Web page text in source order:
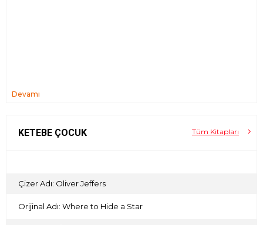
Devamı
KETEBE ÇOCUK Tüm Kitapları
Çizer Adı: Oliver Jeffers
Orijinal Adı: Where to Hide a Star